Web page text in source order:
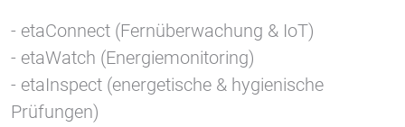
- etaConnect (Fernüberwachung & IoT)
- etaWatch (Energiemonitoring)
- etaInspect (energetische & hygienische
Prüfungen)